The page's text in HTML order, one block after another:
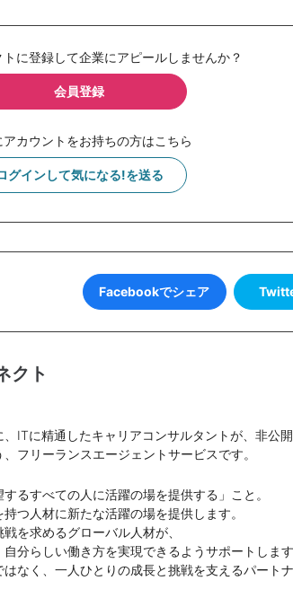
に登録して企業にアピールしませんか？
会員登録
アカウントをお持ちの方はこちら
グインして気になる!を送る
Facebookでシェア
クト
ITに精通したキャリアコンサルタントが、非公
フリーランスエージェントサービスです。
るすべての人に活躍の場を提供する」こと。
つ人材に新たな活躍の場を提供します。
を求めるグローバル人材が、
分らしい働き方を実現できるようサポートします
なく、一人ひとりの成⾧と挑戦を支えるパート